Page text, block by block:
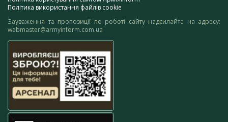
Політика використання файлів cookie
Зауваження та пропозиції по роботі сайту надсилайте на адресу:
webmaster@armyinform.com.ua